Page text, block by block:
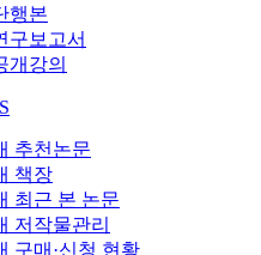
행본
구보고서
개강의
추천논문
책장
최근 본 논문
저작물관리
구매·신청 현황